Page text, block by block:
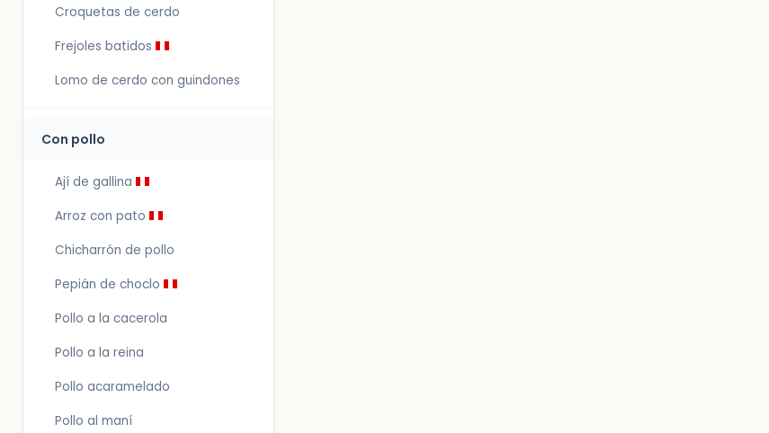
Croquetas de cerdo
Frejoles batidos
Lomo de cerdo con guindones
Con pollo
Ají de gallina
Arroz con pato
Chicharrón de pollo
Pepián de choclo
Pollo a la cacerola
Pollo a la reina
Pollo acaramelado
Pollo al maní